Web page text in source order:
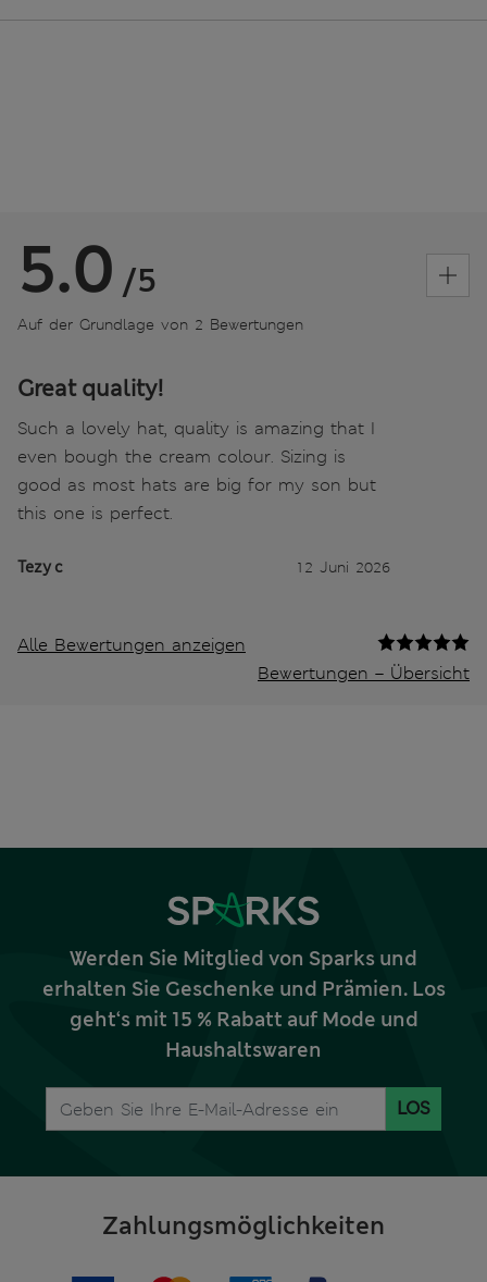
5.0 /5
Auf der Grundlage von 2 Bewertungen
Great quality!
Such a lovely hat, quality is amazing that I
even bough the cream colour. Sizing is
good as most hats are big for my son but
this one is perfect.
Tezy c 12 Juni 2026
Alle Bewertungen anzeigen
Bewertungen – Übersicht
Werden Sie Mitglied von Sparks und
erhalten Sie Geschenke und Prämien. Los
geht‘s mit 15 % Rabatt auf Mode und
Haushaltswaren
LOS
Zahlungsmöglichkeiten